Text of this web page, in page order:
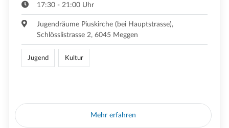
17:30 - 21:00 Uhr
Jugendräume Piuskirche (bei Hauptstrasse),
Schlösslistrasse 2, 6045 Meggen
Jugend Kultur
Mehr erfahren